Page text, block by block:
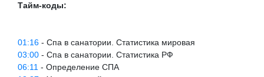
Тайм-коды:
01:16 - Cпа в санатории. Статистика мировая
03:00 - Спа в санатории. Статистика РФ
06:11 - Определение СПА